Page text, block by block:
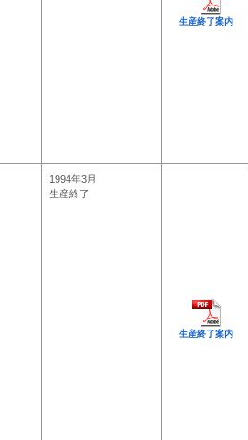
生産終了案内
1994年3月
生産終了
生産終了案内